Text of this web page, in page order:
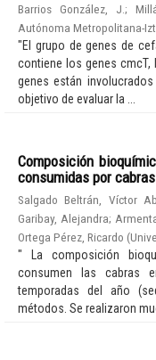
Barrios González, J. ;
Autónoma Metropolitana-
"El grupo de genes de
contiene los genes cmcT,
genes están
objetivo de evaluar la ...
Composición
consumidas por
Salgado Beltrán, Víctor
Garibay, Alejandra;
Ortega Pérez, Ricardo (
" La composición
consumen las cabras
temporadas del año
métodos. Se realizaron